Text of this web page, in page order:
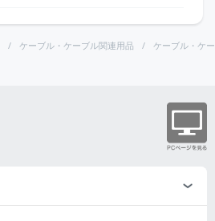
ケーブル・ケーブル関連用品 ケーブル・ケ